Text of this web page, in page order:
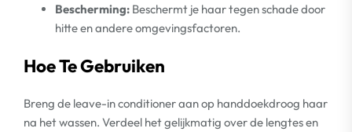
Bescherming: Beschermt je haar tegen schade door
hitte en andere omgevingsfactoren.
Hoe Te Gebruiken
Breng de leave-in conditioner aan op handdoekdroog haar
na het wassen. Verdeel het gelijkmatig over de lengtes en